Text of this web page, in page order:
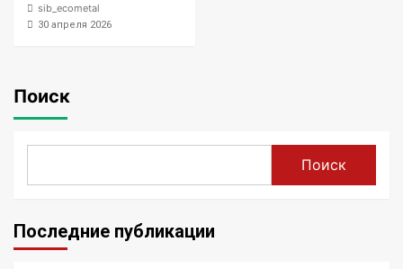
sib_ecometal
30 апреля 2026
Поиск
Поиск
Последние публикации